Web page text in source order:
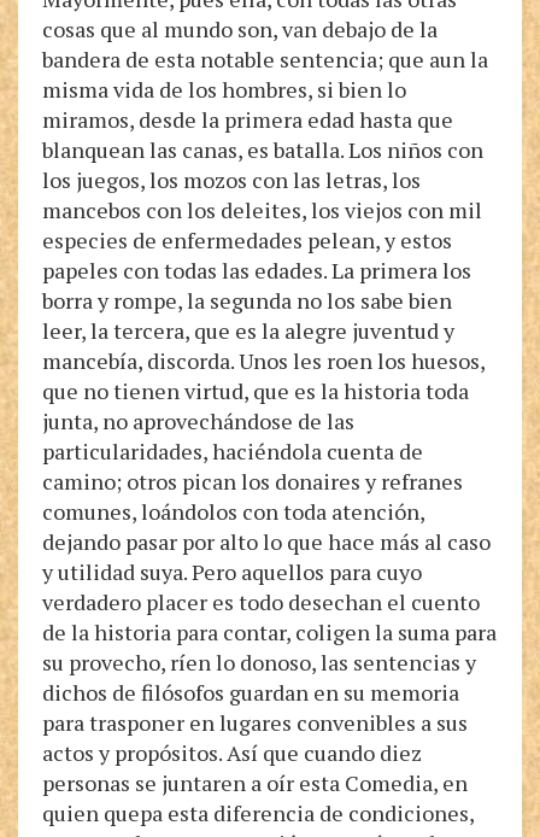
cosas que al mundo son, van debajo de la
bandera de esta notable sentencia; que aun la
misma vida de los hombres, si bien lo
miramos, desde la primera edad hasta que
blanquean las canas, es batalla. Los niños con
los juegos, los mozos con las letras, los
mancebos con los deleites, los viejos con mil
especies de enfermedades pelean, y estos
papeles con todas las edades. La primera los
borra y rompe, la segunda no los sabe bien
leer, la tercera, que es la alegre juventud y
mancebía, discorda. Unos les roen los huesos,
que no tienen virtud, que es la historia toda
junta, no aprovechándose de las
particularidades, haciéndola cuenta de
camino; otros pican los donaires y refranes
comunes, loándolos con toda atención,
dejando pasar por alto lo que hace más al caso
y utilidad suya. Pero aquellos para cuyo
verdadero placer es todo desechan el cuento
de la historia para contar, coligen la suma para
su provecho, ríen lo donoso, las sentencias y
dichos de filósofos guardan en su memoria
para trasponer en lugares convenibles a sus
actos y propósitos. Así que cuando diez
personas se juntaren a oír esta Comedia, en
quien quepa esta diferencia de condiciones,